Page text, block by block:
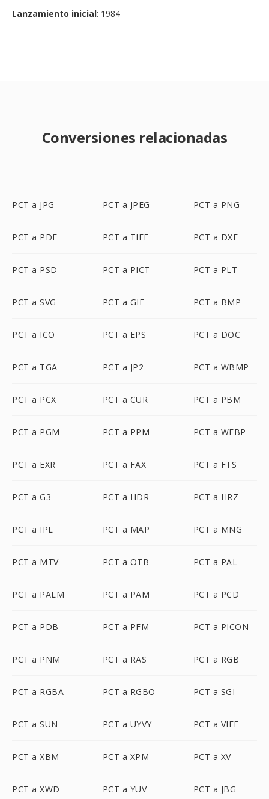
Lanzamiento inicial: 1984
Conversiones relacionadas
PCT a JPG PCT a JPEG PCT a PNG
PCT a PDF PCT a TIFF PCT a DXF
PCT a PSD PCT a PICT PCT a PLT
PCT a SVG PCT a GIF PCT a BMP
PCT a ICO PCT a EPS PCT a DOC
PCT a TGA PCT a JP2 PCT a WBMP
PCT a PCX PCT a CUR PCT a PBM
PCT a PGM PCT a PPM PCT a WEBP
PCT a EXR PCT a FAX PCT a FTS
PCT a G3 PCT a HDR PCT a HRZ
PCT a IPL PCT a MAP PCT a MNG
PCT a MTV PCT a OTB PCT a PAL
PCT a PALM PCT a PAM PCT a PCD
PCT a PDB PCT a PFM PCT a PICON
PCT a PNM PCT a RAS PCT a RGB
PCT a RGBA PCT a RGBO PCT a SGI
PCT a SUN PCT a UYVY PCT a VIFF
PCT a XBM PCT a XPM PCT a XV
PCT a XWD PCT a YUV PCT a JBG